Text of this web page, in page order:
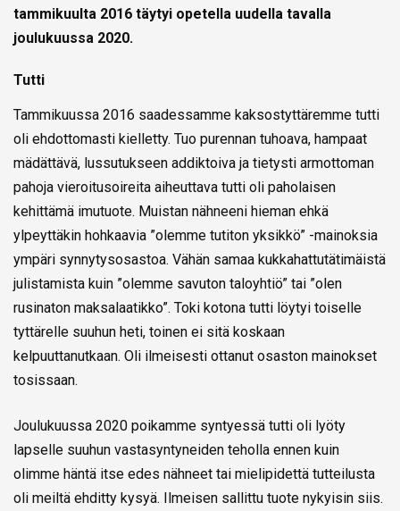
tammikuulta 2016 täytyi opetella uudella tavalla
joulukuussa 2020.
Tutti
Tammikuussa 2016 saadessamme kaksostyttäremme tutti
oli ehdottomasti kielletty. Tuo purennan tuhoava, hampaat
mädättävä, lussutukseen addiktoiva ja tietysti armottoman
pahoja vieroitusoireita aiheuttava tutti oli paholaisen
kehittämä imutuote. Muistan nähneeni hieman ehkä
ylpeyttäkin hohkaavia ”olemme tutiton yksikkö” -mainoksia
ympäri synnytysosastoa. Vähän samaa kukkahattutätimäistä
julistamista kuin ”olemme savuton taloyhtiö” tai ”olen
rusinaton maksalaatikko”. Toki kotona tutti löytyi toiselle
tyttärelle suuhun heti, toinen ei sitä koskaan
kelpuuttanutkaan. Oli ilmeisesti ottanut osaston mainokset
tosissaan.
Joulukuussa 2020 poikamme syntyessä tutti oli lyöty
lapselle suuhun vastasyntyneiden teholla ennen kuin
olimme häntä itse edes nähneet tai mielipidettä tutteilusta
oli meiltä ehditty kysyä. Ilmeisen sallittu tuote nykyisin siis.